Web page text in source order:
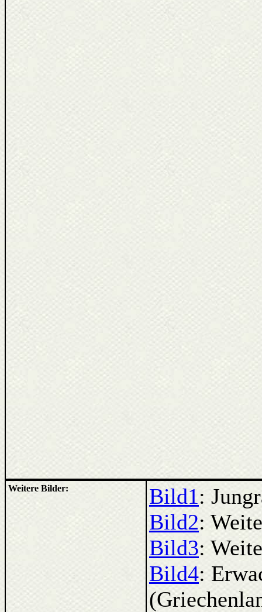
Weitere Bilder: Bild1:
Bild2:
Bild3:
Bild4: